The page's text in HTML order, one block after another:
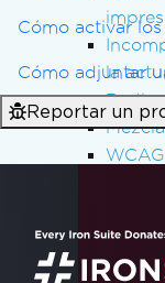
la
Gasto
Cómo activar
Cómo adjuntar
Reportar un